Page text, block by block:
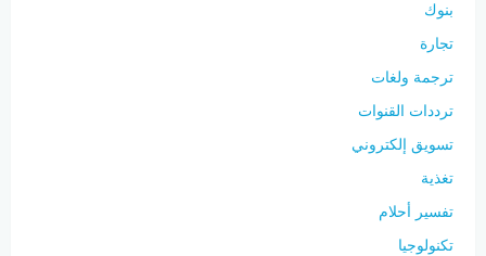
بنوك
تجارة
ترجمة ولغات
ترددات القنوات
تسويق إلكتروني
تغذية
تفسير أحلام
تكنولوجيا